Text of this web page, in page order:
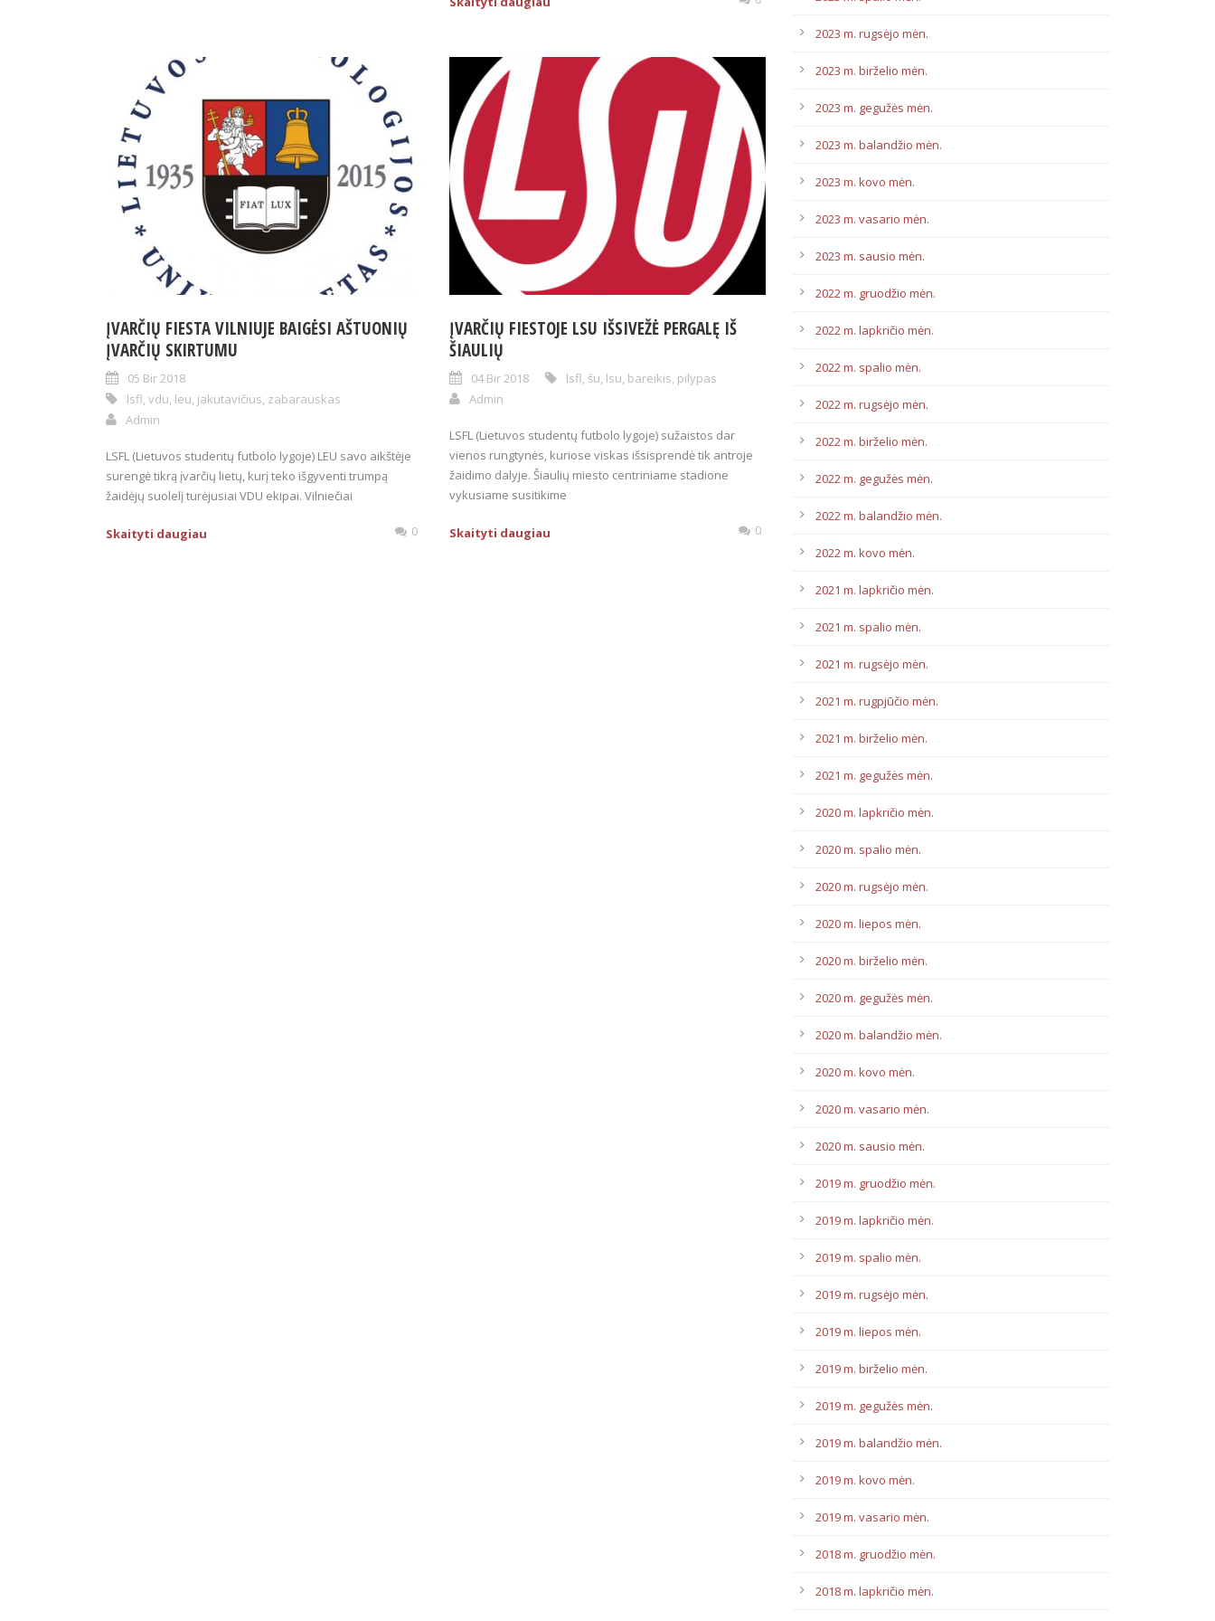
ĮVARČIŲ FIESTA VILNIUJE BAIGĖSI AŠTUONIŲ
ĮVARČIŲ SKIRTUMU
05 Bir 2018
lsfl, vdu, leu, jakutavičius, zabarauskas
Admin
LSFL (Lietuvos studentų futbolo lygoje) LEU savo aikštėje
surengė tikrą įvarčių lietų, kurį teko išgyventi trumpą
žaidėjų suolelį turėjusiai VDU ekipai. Vilniečiai
Skaityti daugiau 0
ĮVARČIŲ FIESTOJE LSU IŠSIVEŽĖ PERGALĘ IŠ
ŠIAULIŲ
04 Bir 2018 lsfl, šu, lsu, bareikis, pilypas
Admin
LSFL (Lietuvos studentų futbolo lygoje) sužaistos dar
vienos rungtynės, kuriose viskas išsisprendė tik antroje
žaidimo dalyje. Šiaulių miesto centriniame stadione
vykusiame susitikime
Skaityti daugiau 0
2023 m. rugsėjo mėn.
2023 m. birželio mėn.
2023 m. gegužės mėn.
2023 m. balandžio mėn.
2023 m. kovo mėn.
2023 m. vasario mėn.
2023 m. sausio mėn.
2022 m. gruodžio mėn.
2022 m. lapkričio mėn.
2022 m. spalio mėn.
2022 m. rugsėjo mėn.
2022 m. birželio mėn.
2022 m. gegužės mėn.
2022 m. balandžio mėn.
2022 m. kovo mėn.
2021 m. lapkričio mėn.
2021 m. spalio mėn.
2021 m. rugsėjo mėn.
2021 m. rugpjūčio mėn.
2021 m. birželio mėn.
2021 m. gegužės mėn.
2020 m. lapkričio mėn.
2020 m. spalio mėn.
2020 m. rugsėjo mėn.
2020 m. liepos mėn.
2020 m. birželio mėn.
2020 m. gegužės mėn.
2020 m. balandžio mėn.
2020 m. kovo mėn.
2020 m. vasario mėn.
2020 m. sausio mėn.
2019 m. gruodžio mėn.
2019 m. lapkričio mėn.
2019 m. spalio mėn.
2019 m. rugsėjo mėn.
2019 m. liepos mėn.
2019 m. birželio mėn.
2019 m. gegužės mėn.
2019 m. balandžio mėn.
2019 m. kovo mėn.
2019 m. vasario mėn.
2018 m. gruodžio mėn.
2018 m. lapkričio mėn.